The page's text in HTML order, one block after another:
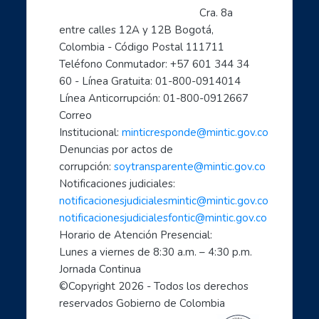
- Aprende a usar Internet fácilmente
- Introducción al mundo digital
- Formación en Internet para personas mayores
- Mujeres líderes de la Transformación Digital
- Mujeres creadoras de contenido Digital
- Transforma tu mundo con internet: paso a paso de...
- Ciberperiodismo comunitario a tu alcance
- Cómo hacer trámites por internet con el estado
- Aprende a cuidarte en el mundo digital
- Las TIC aliadas fundamentales para el teletrabaj...
- Sácale provecho a tus dispositivos móviles: celu...
- Soy un profe TIC: Comparte con el mundo tus cono...
1, 2, 3 X TIC
- Entornos Digitales humanos
- Líderes digitales transformadores
Cra. 8a
entre calles 12A y 12B Bogotá,
Colombia - Código Postal 111711
Teléfono Conmutador: +57 601 344 34
60 - Línea Gratuita: 01-800-0914014
Línea Anticorrupción: 01-800-0912667
Correo
Institucional: minticresponde@mintic.gov.co
Denuncias por actos de
corrupción: soytransparente@mintic.gov.co
Notificaciones judiciales:
notificacionesjudicialesmintic@mintic.gov.co
notificacionesjudicialesfontic@mintic.gov.co
Horario de Atención Presencial:
Lunes a viernes de 8:30 a.m. – 4:30 p.m.
Jornada Continua
©Copyright 2026 - Todos los derechos
reservados Gobierno de Colombia